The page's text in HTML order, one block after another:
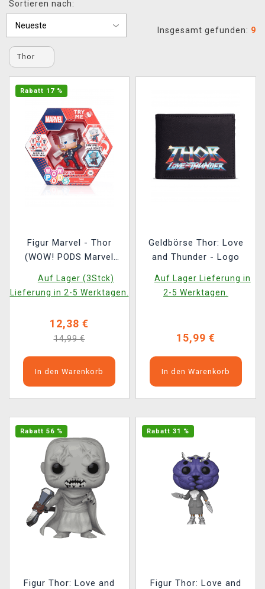
XZONE CLUB
Sortieren nach:
Insgesamt gefunden: 9
Thor
Rabatt 17 %
Figur Marvel - Thor
(WOW! PODS Marvel
Auf Lager (3Stck)
Lieferung in 2-5 Werktagen.
12,38 €
14,99 €
In den Warenkorb
Geldbörse Thor: Love
and Thunder - Logo
Auf Lager Lieferung in
2-5 Werktagen.
15,99 €
In den Warenkorb
Rabatt 56 %
Figur Thor: Love and
Rabatt 31 %
Figur Thor: Love and